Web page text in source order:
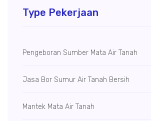
Type Pekerjaan
Pengeboran Sumber Mata Air Tanah
Jasa Bor Sumur Air Tanah Bersih
Mantek Mata Air Tanah